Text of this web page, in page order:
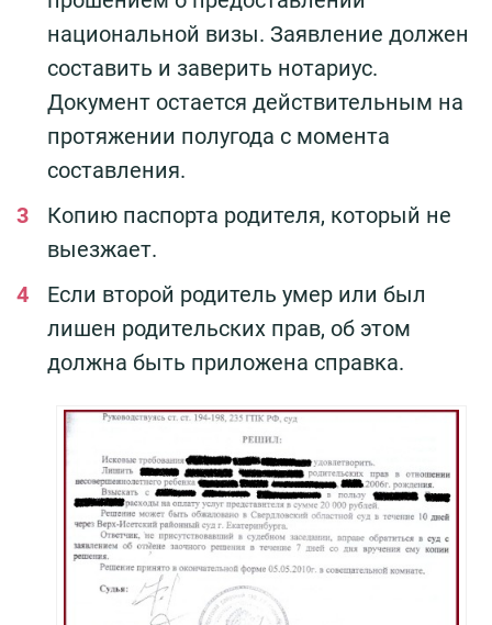
национальной визы. Заявление должен
составить и заверить нотариус.
Документ остается действительным на
протяжении полугода с момента
составления.
Копию паспорта родителя, который не
выезжает.
Если второй родитель умер или был
лишен родительских прав, об этом
должна быть приложена справка.